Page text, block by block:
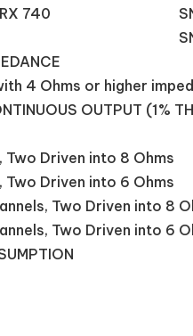
740
4 Ohms or higher
OUTPUT (1%
Two Driven into 8 Ohms
Two Driven into 6 Ohms
Two Driven into 8
Two Driven into 6